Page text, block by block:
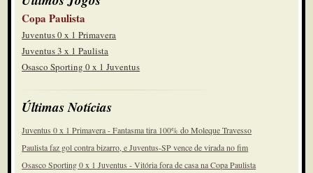
31'
2º tempo
Falta de novo em quem? Rodrigo
30'
muito
29'
Outra falta em Rodrigo. Amarelo pra
28'
2º tempo
Chute deles de longe , pra fora
Copa Paulista
Juventus 0 x 1 Primavera
Juventus 3 x 1 Paulista
Osasco Sporting 0 x 1 Juventus
Últimas Notícias
Juventus 0 x 1 Primavera - Fantasma tira 100% do Moleque Travesso
Paulista faz gol contra bizarro, e Juventus-SP vence de virada no fim
Osasco Sporting 0 x 1 Juventus - Vitória fora de casa na Copa Paulista